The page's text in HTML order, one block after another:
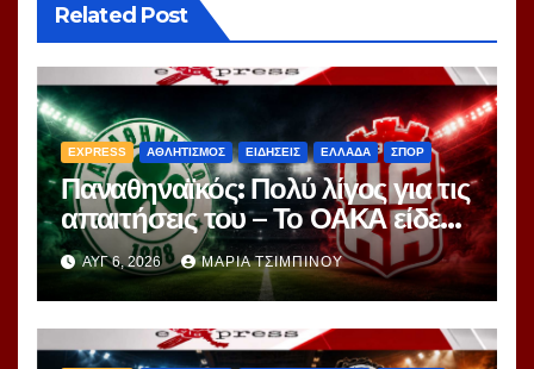
Related Post
EXPRESS ΑΘΛΗΤΙΣΜΟΣ ΕΙΔΗΣΕΙΣ ΕΛΛΑΔΑ ΣΠΟΡ
Παναθηναϊκός: Πολύ λίγος για τις
απαιτήσεις του – Το ΟΑΚΑ είδε
περισσότερα ερωτήματα παρά
απαντήσεις
ΑΥΓ 6, 2026 ΜΑΡΊΑ ΤΣΙΜΠΙΝΟΎ